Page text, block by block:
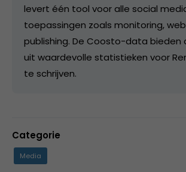
levert één tool voor alle social
toepassingen zoals monitoring,
publishing. De Coosto-data bieden
uit waardevolle statistieken voor
te schrijven.
Categorie
Media